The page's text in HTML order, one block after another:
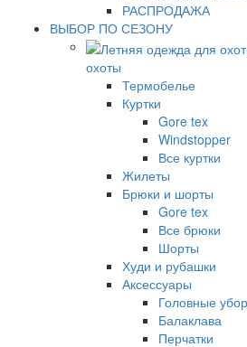
РАСПРОДАЖА
ВЫБОР ПО СЕЗОНУ
охоты
Термобелье
Куртки
Gore tex
Windstopper
Все куртки
Жилеты
Брюки и шорты
Gore tex
Все брюки
Шорты
Худи и рубашки
Аксессуары
Головные
Балаклава
Перчатки